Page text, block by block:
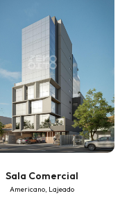
Sala Comercial
Americano, Lajeado